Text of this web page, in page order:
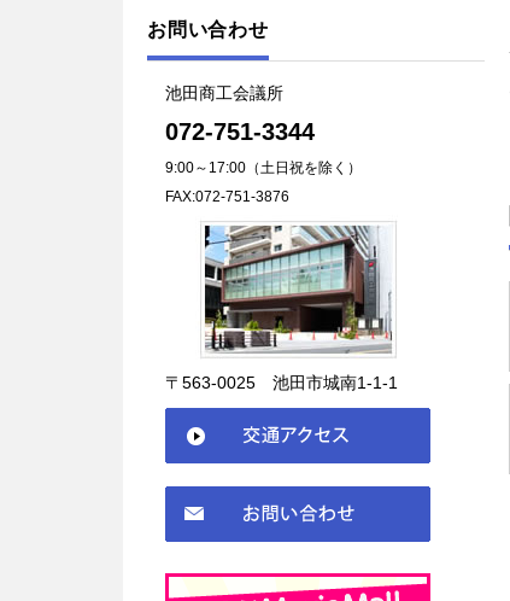
お問い合わせ
池田商工会議所
072-751-3344
9:00～17:00（土日祝を除く）
FAX:072-751-3876
〒563-0025 池田市城南1-1-1